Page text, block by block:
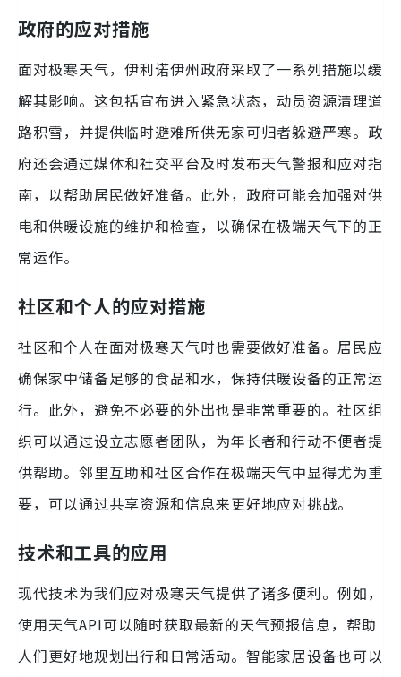
政府的应对措施
面对极寒天气，伊利诺伊州政府采取了一系列措施以缓
解其影响。这包括宣布进入紧急状态，动员资源清理道
路积雪，并提供临时避难所供无家可归者躲避严寒。政
府还会通过媒体和社交平台及时发布天气警报和应对指
南，以帮助居民做好准备。此外，政府可能会加强对供
电和供暖设施的维护和检查，以确保在极端天气下的正
常运作。
社区和个人的应对措施
社区和个人在面对极寒天气时也需要做好准备。居民应
确保家中储备足够的食品和水，保持供暖设备的正常运
行。此外，避免不必要的外出也是非常重要的。社区组
织可以通过设立志愿者团队，为年长者和行动不便者提
供帮助。邻里互助和社区合作在极端天气中显得尤为重
要，可以通过共享资源和信息来更好地应对挑战。
技术和工具的应用
现代技术为我们应对极寒天气提供了诸多便利。例如，
使用天气API可以随时获取最新的天气预报信息，帮助
人们更好地规划出行和日常活动。智能家居设备也可以